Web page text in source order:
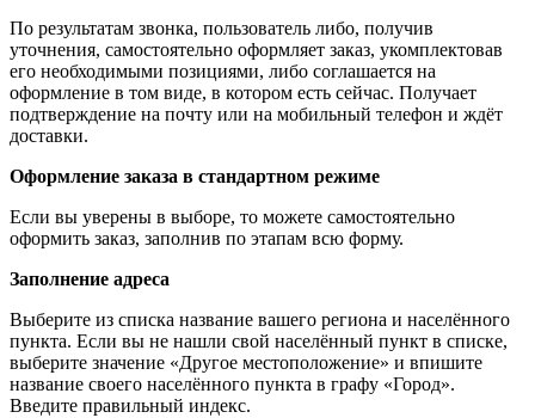
По результатам звонка, пользователь либо, получив
уточнения, самостоятельно оформляет заказ, укомплектовав
его необходимыми позициями, либо соглашается на
оформление в том виде, в котором есть сейчас. Получает
подтверждение на почту или на мобильный телефон и ждёт
доставки.
Оформление заказа в стандартном режиме
Если вы уверены в выборе, то можете самостоятельно
оформить заказ, заполнив по этапам всю форму.
Заполнение адреса
Выберите из списка название вашего региона и населённого
пункта. Если вы не нашли свой населённый пункт в списке,
выберите значение «Другое местоположение» и впишите
название своего населённого пункта в графу «Город».
Введите правильный индекс.